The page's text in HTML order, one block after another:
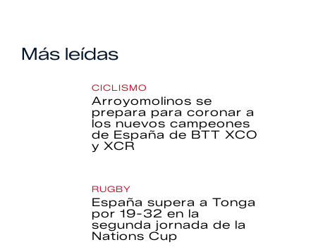
Más leídas
CICLISMO
Arroyomolinos se
prepara para coronar a
los nuevos campeones
de España de BTT XCO
y XCR
RUGBY
España supera a Tonga
por 19-32 en la
segunda jornada de la
Nations Cup